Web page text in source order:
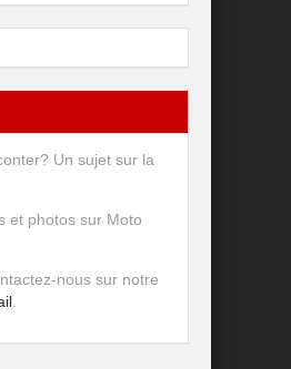
Un sujet sur la
et photos sur Moto
nous sur notre